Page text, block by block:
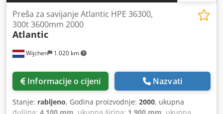
Wijchen 1.020 km
Preša za savijanje Atlantic HPE 36300,
300t 3600mm 2000
Atlantic
Informacije o cijeni Nazvati
Stanje: rabljeno, Godina proizvodnje: 2000, ukupna